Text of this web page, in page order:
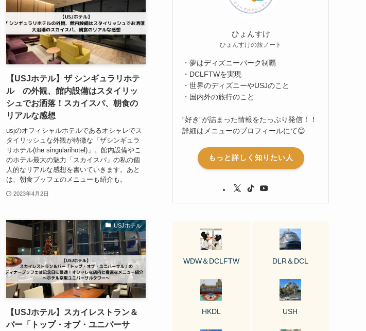
【USJホテル】ザ シンギュラリホテ
ル の外観、館内設備はスタイリッ
シュでお洒落！スカイスパ、朝食の
リアルな感想
usjのオフィシャルホテルであるオシャレでス
タイリッシュな外観が特徴な「ザシンギュラ
リホテル(the singularihotel)」。館内設備やこ
のホテル最大の魅力「スカイスパ」の私の個
人的なリアルな感想を書いていきます。あと
は、朝食ブッフェのメニューも紹介も。
2023年4月2日
USJホテル
【USJホテル】スカイレストラン＆
バー「トップ・オブ・ユニバーサ
ひょんすけ
ひょんすけの旅ノート
・夢はディズニーパーク制覇
・DCLFTWを実現
・世界のディズニーやUSJのこと
・国内外の旅行のこと
“好き”が詰まった情報をたっぷり発信！！
詳細はメニューのプロフィールにて😊
もっと詳しく知りたい人
WDW＆DCLFTW DLR＆DCL
HKDL USH